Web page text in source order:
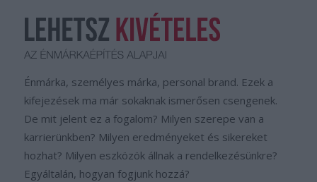
Énmárka, személyes márka, personal brand. Ezek a
kifejezések ma már sokaknak ismerősen csengenek.
De mit jelent ez a fogalom? Milyen szerepe van a
karrierünkben? Milyen eredményeket és sikereket
hozhat? Milyen eszközök állnak a rendelkezésünkre?
Egyáltalán, hogyan fogjunk hozzá?